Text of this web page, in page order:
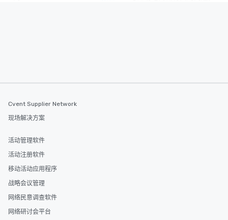
Cvent Supplier Network
现场解决方案
活动管理软件
活动注册软件
移动活动应用程序
战略会议管理
网络民意调查软件
网络研讨会平台